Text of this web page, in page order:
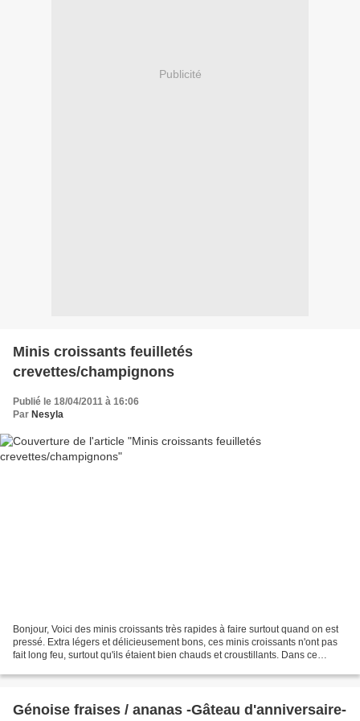
Publicité
Minis croissants feuilletés
crevettes/champignons
Publié le 18/04/2011 à 16:06
Par Nesyla
Bonjour, Voici des minis croissants très rapides à faire surtout quand on est
pressé. Extra légers et délicieusement bons, ces minis croissants n'ont pas
fait long feu, surtout qu'ils étaient bien chauds et croustillants. Dans ce
Génoise fraises / ananas -Gâteau d'anniversaire-